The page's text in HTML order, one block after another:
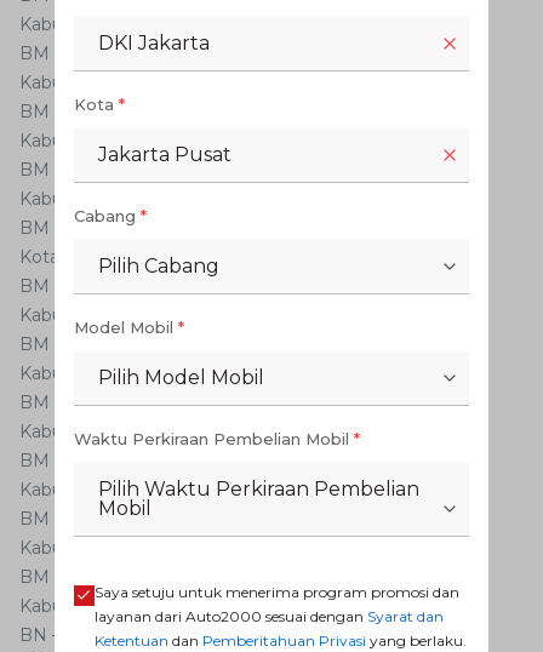
Kabupaten Pelalawan
BM – C**/I*
Kabupaten Bengkalis
BM – D**/E*
Kabupaten Kampar
BM – F**/O*/Z*
Kabupaten Indragiri Hilir
BM – G**
Kota Dumai
BM – H**/R*
Kabupaten Kuantan Singingi
BM –K**/X*
Kabupaten Rokan Hulu
BM – M**/U*
Kabupaten Rokan Hilir
BM – P**/W*
Kabupaten Siak
BM – S**/Y*
Kabupaten Kepulauan Meranti
BM – X**
Kabupaten Belitung Timur
BN – G*
DKI Jakarta
Kota *
Jakarta Pusat
Cabang *
Pilih Cabang
Model Mobil *
Pilih Model Mobil
Waktu Perkiraan Pembelian Mobil *
Pilih Waktu Perkiraan Pembelian
Mobil
Saya setuju untuk menerima program promosi dan
layanan dari Auto2000 sesuai dengan Syarat dan
Ketentuan dan Pemberitahuan Privasi yang berlaku.